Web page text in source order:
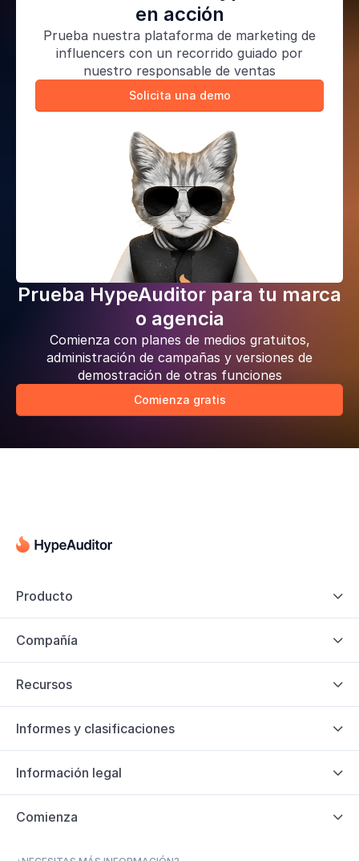
en acción
Prueba nuestra plataforma de marketing de
influencers con un recorrido guiado por
nuestro responsable de ventas
Solicita una demo
Prueba HypeAuditor para tu marca
o agencia
Comienza con planes de medios gratuitos,
administración de campañas y versiones de
demostración de otras funciones
Comienza gratis
Producto 
Compañía 
Recursos 
Informes y clasificaciones 
Información legal 
Comienza 